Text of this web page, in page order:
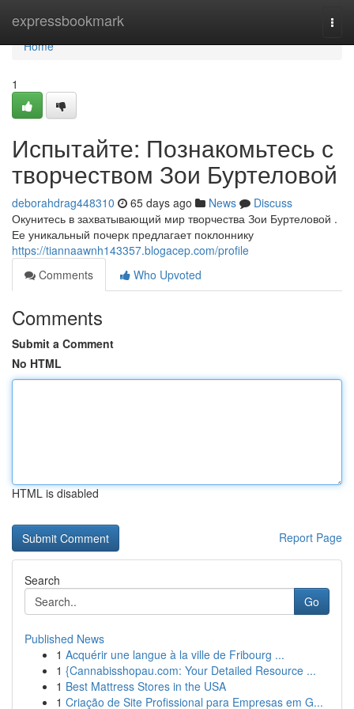
expressbookmark
Home
Home
1
Испытайте: Познакомьтесь с
творчеством Зои Буртеловой
deborahdrag448310 65 days ago News
Discuss
Окунитесь в захватывающий мир творчества Зои Буртеловой .
Ее уникальный почерк предлагает поклоннику
https://tiannaawnh143357.blogacep.com/profile
Comments
Who Upvoted
Comments
Submit a Comment
No HTML
HTML is disabled
Report Page
Search
Go
Published News
1 Acquérir une langue à la ville de Fribourg ...
1 {Cannabisshopau.com: Your Detailed Resource ...
1 Best Mattress Stores in the USA
1 Criação de Site Profissional para Empresas em G...